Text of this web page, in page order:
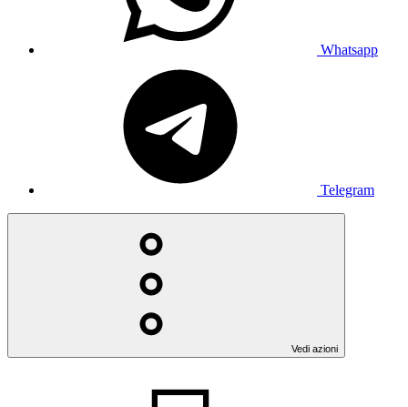
Whatsapp
Telegram
Vedi azioni